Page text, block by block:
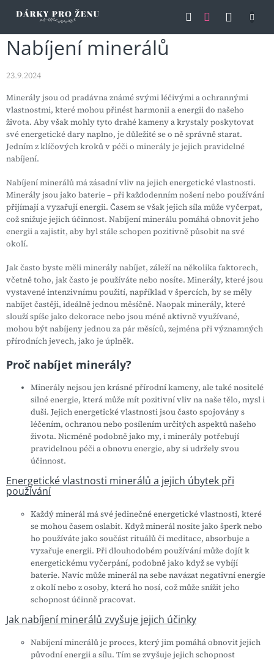
Nabíjení minerálů
23.9.2024
Minerály jsou od pradávna známé svými léčivými a ochrannými
vlastnostmi, které mohou přinést harmonii a energii do našeho
života. Aby však mohly tyto drahé kameny a krystaly poskytovat
své energetické dary naplno, je důležité se o ně správně starat.
Jedním z klíčových kroků v péči o minerály je jejich pravidelné
nabíjení.
Nabíjení minerálů má zásadní vliv na jejich energetické vlastnosti.
Minerály jsou jako baterie – při každodenním nošení nebo používání
přijímají a vyzařují energii. Časem se však jejich síla může vyčerpat,
což snižuje jejich účinnost. Nabíjení minerálu pomáhá obnovit jeho
energii a zajistit, aby byl stále schopen pozitivně působit na své
okolí.
Jak často byste měli minerály nabíjet, záleží na několika faktorech,
včetně toho, jak často je používáte nebo nosíte. Minerály, které jsou
vystavené intenzivnímu použití, například v špercích, by se měly
nabíjet častěji, ideálně jednou měsíčně. Naopak minerály, které
slouží spíše jako dekorace nebo jsou méně aktivně využívané,
mohou být nabíjeny jednou za pár měsíců, zejména při významných
přírodních jevech, jako je úplněk.
Proč nabíjet minerály?
Minerály nejsou jen krásné přírodní kameny, ale také nositelé
silné energie, která může mít pozitivní vliv na naše tělo, mysl i
duši. Jejich energetické vlastnosti jsou často spojovány s
léčením, ochranou nebo posílením určitých aspektů našeho
života. Nicméně podobně jako my, i minerály potřebují
pravidelnou péči a obnovu energie, aby si udržely svou
účinnost.
Energetické vlastnosti minerálů a jejich úbytek při
používání
Každý minerál má své jedinečné energetické vlastnosti, které
se mohou časem oslabit. Když minerál nosíte jako šperk nebo
ho používáte jako součást rituálů či meditace, absorbuje a
vyzařuje energii. Při dlouhodobém používání může dojít k
energetickému vyčerpání, podobně jako když se vybíjí
baterie. Navíc může minerál na sebe navázat negativní energie
z okolí nebo z osoby, která ho nosí, což může snížit jeho
schopnost účinně pracovat.
Jak nabíjení minerálů zvyšuje jejich účinky
Nabíjení minerálů je proces, který jim pomáhá obnovit jejich
původní energii a sílu. Tím se zvyšuje jejich schopnost